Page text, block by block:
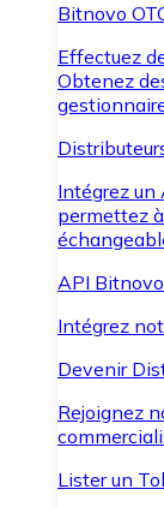
Bitnovo
Effectuez
Obtenez
Intégrez
permettez
API Bitnovo
Intégrez
Devenir
Rejoignez
Lister un